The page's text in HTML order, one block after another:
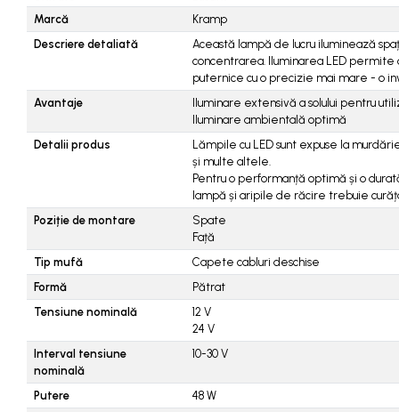
Belarus
Ford
Lamborghini
Massey Ferguson
New Holland
UTB
Piese utilaje agricole
Piese balotiere
Piese combina
Marcă
Kramp
Descriere detaliată
Această lampă de lucru iluminează
concentrarea. Iluminarea LED
puternice cu o precizie mai mare - o
Avantaje
Iluminare extensivă a solului pentru
Iluminare ambientală optimă
Detalii produs
Lămpile cu LED sunt expuse la
și multe altele.
Pentru o performanță optimă și o
lampă și aripile de răcire trebuie
Poziție de montare
Spate
Față
Tip mufă
Capete cabluri deschise
Formă
Pătrat
Tensiune nominală
12 V
24 V
Interval tensiune
nominală
10-30 V
Putere 48 W